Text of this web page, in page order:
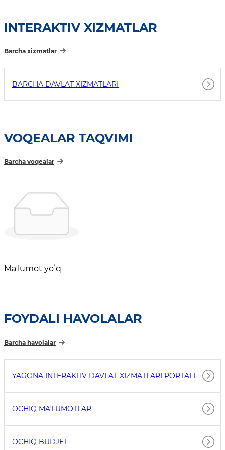
INTERAKTIV XIZMATLAR
Barcha xizmatlar
BARCHA DAVLAT XIZMATLARI
VOQEALAR TAQVIMI
Barcha voqealar
Maʼlumot yoʻq
FOYDALI HAVOLALAR
Barcha havolalar
YAGONA INTERAKTIV DAVLAT XIZMATLARI PORTALI
OCHIQ MAʼLUMOTLAR
OCHIQ BUDJET